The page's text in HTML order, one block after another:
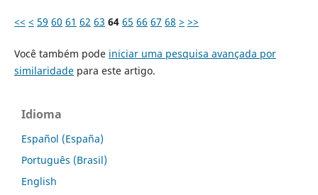
<< < 59 60 61 62 63 64 65 66 67 68 > >>
Você também pode iniciar uma pesquisa avançada por
similaridadepara este artigo.
Idioma
Español (España)
Português (Brasil)
English